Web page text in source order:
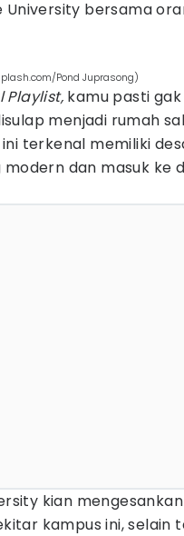
University bersama
Pond Juprasong)
Playlist, kamu pasti gak
menjadi rumah
terkenal memiliki
modern dan masuk ke
kian
kampus ini, selain